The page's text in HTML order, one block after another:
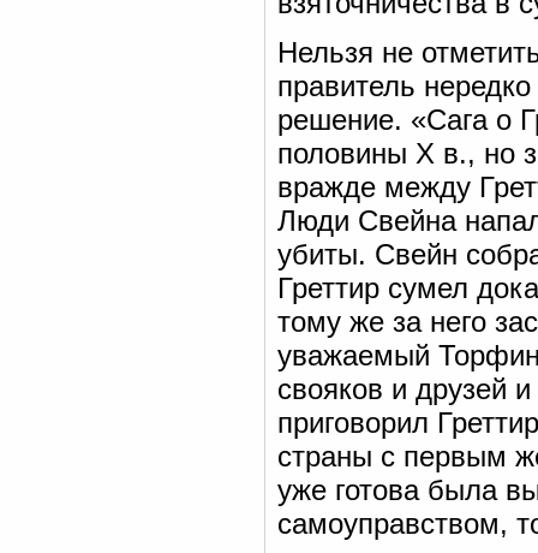
Нельзя не
правитель нередко
решение. «Сага о
половины X в., но
вражде между
Люди Свейна
убиты. Свейн
Греттир сумел
тому же за него
уважаемый
свояков и друзей
приговорил
страны с первым
уже готова была
самоуправством,